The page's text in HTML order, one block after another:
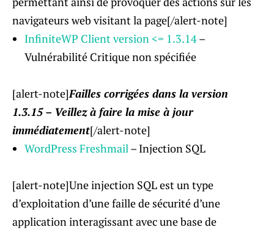
navigateurs web visitant la page[/alert-note]
InfiniteWP Client version <= 1.3.14–
Vulnérabilité Critique non spécifiée
[alert-note]Failles corrigées dans la version
1.3.15 – Veillez à faire la mise à jour
immédiatement[/alert-note]
WordPress Freshmail– Injection SQL
[alert-note]Une injection SQL est un type
d’exploitation d’une faille de sécurité d’une
application interagissant avec une base de